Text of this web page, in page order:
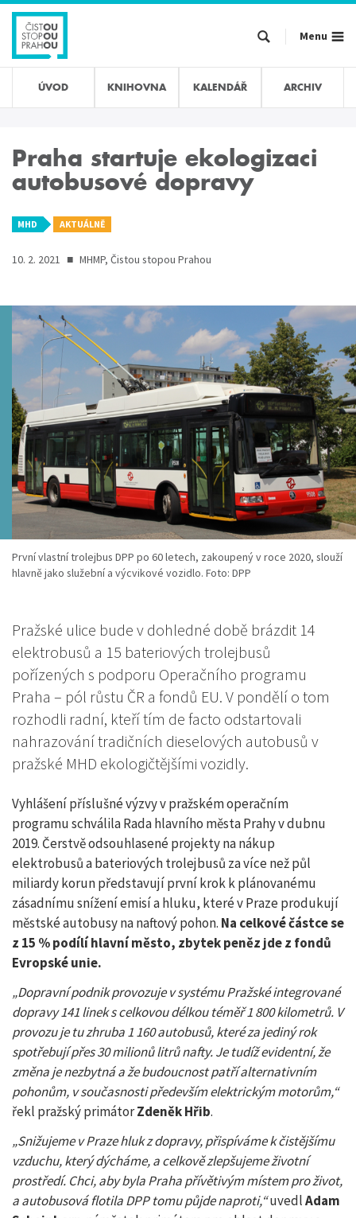
Přejít
hlavnímu
obsahu
Menu
ÚVOD KNIHOVNA KALENDÁŘ ARCHIV
Praha startuje ekologizaci
autobusové dopravy
MHD AKTUÁLNĚ
10. 2. 2021 ■ MHMP, Čistou stopou Prahou
První vlastní trolejbus DPP po 60 letech, zakoupený v roce 2020, slouží
hlavně jako služební a výcvikové vozidlo. Foto: DPP
Pražské ulice bude v dohledné době brázdit 14
elektrobusů a 15 bateriových trolejbusů
pořízených s podporu Operačního programu
Praha – pól růstu ČR a fondů EU. V pondělí o tom
rozhodli radní, kteří tím de facto odstartovali
nahrazování tradičních dieselových autobusů v
pražské MHD ekologičtějšími vozidly.
Vyhlášení příslušné výzvy v pražském operačním
programu schválila Rada hlavního města Prahy v dubnu
2019. Čerstvě odsouhlasené projekty na nákup
elektrobusů a bateriových trolejbusů za více než půl
miliardy korun představují první krok k plánovanému
zásadnímu snížení emisí a hluku, které v Praze produkují
městské autobusy na naftový pohon. Na celkové částce se
z 15 % podílí hlavní město, zbytek peněz jde z fondů
Evropské unie.
„Dopravní podnik provozuje v systému Pražské integrované
dopravy 141 linek s celkovou délkou téměř 1 800 kilometrů. V
provozu je tu zhruba 1 160 autobusů, které za jediný rok
spotřebují přes 30 milionů litrů nafty. Je tudíž evidentní, že
změna je nezbytná a že budoucnost patří alternativním
pohonům, v současnosti především elektrickým motorům,“
řekl pražský primátorZdeněk Hřib.
„Snižujeme v Praze hluk z dopravy, přispíváme k čistějšímu
vzduchu, který dýcháme, a celkově zlepšujeme životní
prostředí. Chci, aby byla Praha přívětivým místem pro život,
a autobusová flotila DPP tomu půjde naproti,“uvedlAdam